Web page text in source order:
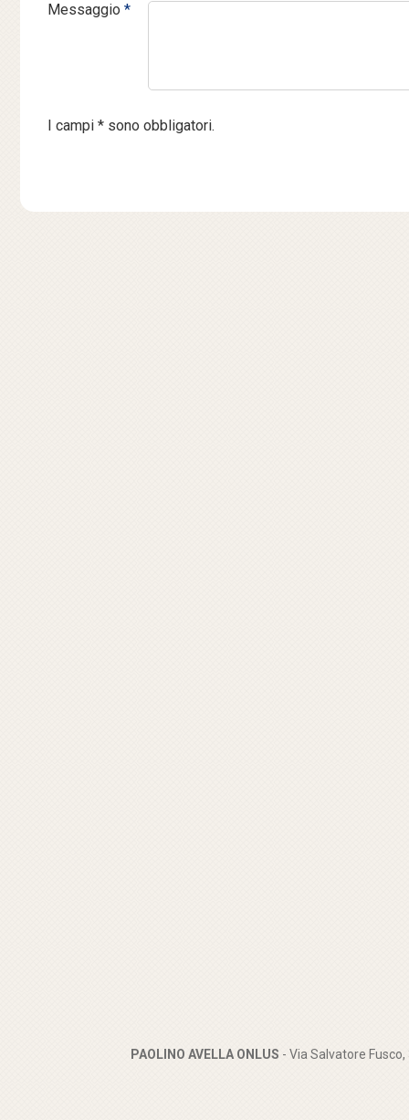
Messaggio *
I campi * sono obbligatori.
PAOLINO AVELLA ONLUS - Via Salvatore